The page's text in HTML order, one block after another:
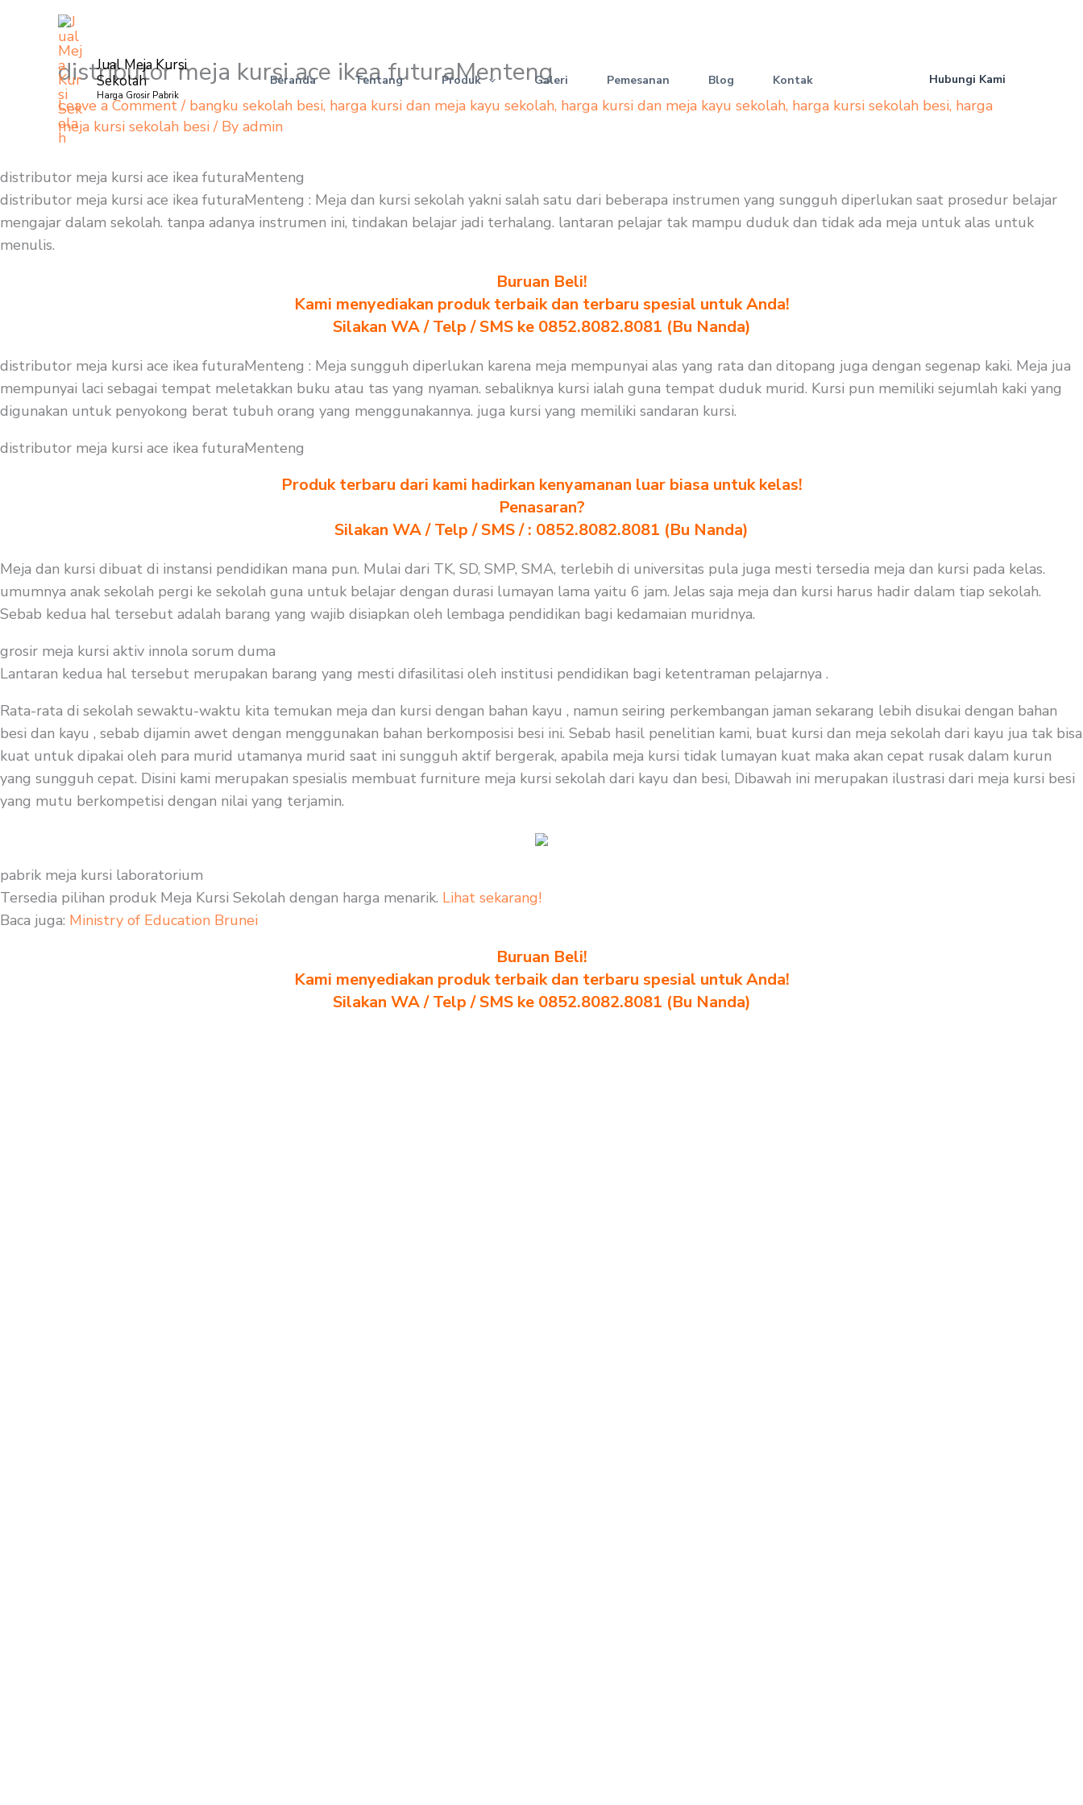
Jual Meja Kursi
Sekolah
Harga Grosir Pabrik
Beranda Tentang Produk Galeri Pemesanan Blog Kontak Hubungi Kami
distributor meja kursi ace ikea futuraMenteng
Leave a Comment / bangku sekolah besi, harga kursi dan meja kayu sekolah, harga kursi dan meja kayu sekolah, harga kursi sekolah besi, harga
meja kursi sekolah besi/ By admin
distributor meja kursi ace ikea futuraMenteng
distributor meja kursi ace ikea futuraMenteng : Meja dan kursi sekolah yakni salah satu dari beberapa instrumen yang sungguh diperlukan saat prosedur belajar
mengajar dalam sekolah. tanpa adanya instrumen ini, tindakan belajar jadi terhalang. lantaran pelajar tak mampu duduk dan tidak ada meja untuk alas untuk
menulis.
Buruan Beli!
Kami menyediakan produk terbaik dan terbaru spesial untuk Anda!
Silakan WA / Telp / SMS ke 0852.8082.8081 (Bu Nanda)
distributor meja kursi ace ikea futuraMenteng : Meja sungguh diperlukan karena meja mempunyai alas yang rata dan ditopang juga dengan segenap kaki. Meja jua
mempunyai laci sebagai tempat meletakkan buku atau tas yang nyaman. sebaliknya kursi ialah guna tempat duduk murid. Kursi pun memiliki sejumlah kaki yang
digunakan untuk penyokong berat tubuh orang yang menggunakannya. juga kursi yang memiliki sandaran kursi.
distributor meja kursi ace ikea futuraMenteng
Produk terbaru dari kami hadirkan kenyamanan luar biasa untuk kelas!
Penasaran?
Silakan WA / Telp / SMS / : 0852.8082.8081 (Bu Nanda)
Meja dan kursi dibuat di instansi pendidikan mana pun. Mulai dari TK, SD, SMP, SMA, terlebih di universitas pula juga mesti tersedia meja dan kursi pada kelas.
umumnya anak sekolah pergi ke sekolah guna untuk belajar dengan durasi lumayan lama yaitu 6 jam. Jelas saja meja dan kursi harus hadir dalam tiap sekolah.
Sebab kedua hal tersebut adalah barang yang wajib disiapkan oleh lembaga pendidikan bagi kedamaian muridnya.
grosir meja kursi aktiv innola sorum duma
Lantaran kedua hal tersebut merupakan barang yang mesti difasilitasi oleh institusi pendidikan bagi ketentraman pelajarnya .
Rata-rata di sekolah sewaktu-waktu kita temukan meja dan kursi dengan bahan kayu , namun seiring perkembangan jaman sekarang lebih disukai dengan bahan
besi dan kayu , sebab dijamin awet dengan menggunakan bahan berkomposisi besi ini. Sebab hasil penelitian kami, buat kursi dan meja sekolah dari kayu jua tak bisa
kuat untuk dipakai oleh para murid utamanya murid saat ini sungguh aktif bergerak, apabila meja kursi tidak lumayan kuat maka akan cepat rusak dalam kurun
yang sungguh cepat. Disini kami merupakan spesialis membuat furniture meja kursi sekolah dari kayu dan besi, Dibawah ini merupakan ilustrasi dari meja kursi besi
yang mutu berkompetisi dengan nilai yang terjamin.
pabrik meja kursi laboratorium
Tersedia pilihan produk Meja Kursi Sekolah dengan harga menarik. Lihat sekarang!
Baca juga: Ministry of Education Brunei
Buruan Beli!
Kami menyediakan produk terbaik dan terbaru spesial untuk Anda!
Silakan WA / Telp / SMS ke 0852.8082.8081 (Bu Nanda)